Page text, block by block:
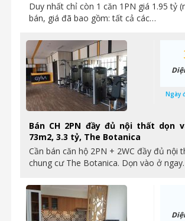
Duy nhất chỉ còn 1 căn 1PN giá 1.95 tỷ
bán, giá đã bao gồm: tất cả các…
Bán CH 2PN đầy đủ nội thất dọn
73m2, 3.3 tỷ, The Botanica
Cần bán căn hộ 2PN + 2WC đầy đủ nội
chung cư The Botanica. Dọn vào ở
Ngày